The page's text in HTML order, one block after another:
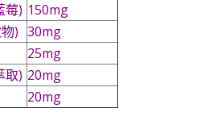
莓) 150mg
) 30mg
25mg
取) 20mg
20mg